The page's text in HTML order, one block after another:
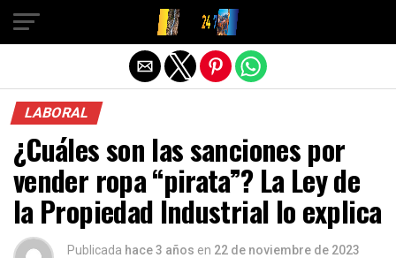
LABORAL
¿Cuáles son las sanciones por
vender ropa “pirata”? La Ley de
la Propiedad Industrial lo explica
Publicada hace 3 años en 22 de noviembre de 2023
Salir de la versión móvil